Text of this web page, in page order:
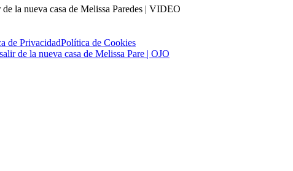
la nueva casa de Melissa Paredes | VIDEO
de PrivacidadPolítica de Cookies